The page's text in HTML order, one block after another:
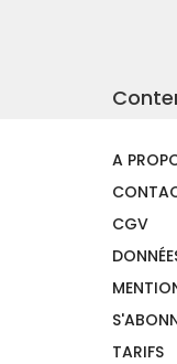
A
CGV
TARIFS